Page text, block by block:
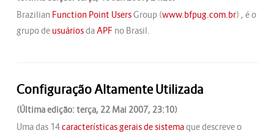
Brazilian Function Point UsersGroup (www.bfpug.com.br) , é o
grupo de usuáriosdaAPFno Brasil.
Configuração Altamente Utilizada
(Última edição: terça, 22 Mai 2007, 23:10)
Uma das 14características gerais de sistemaque descreve o